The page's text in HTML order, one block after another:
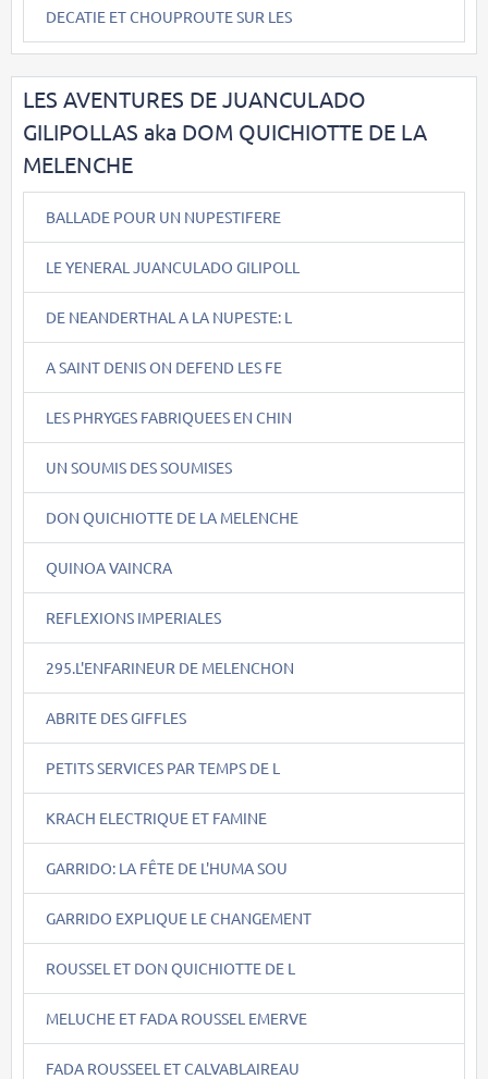
DECATIE ET CHOUPROUTE SUR LES
LES AVENTURES DE JUANCULADO
GILIPOLLAS aka DOM QUICHIOTTE DE LA
MELENCHE
BALLADE POUR UN NUPESTIFERE
LE YENERAL JUANCULADO GILIPOLL
DE NEANDERTHAL A LA NUPESTE: L
A SAINT DENIS ON DEFEND LES FE
LES PHRYGES FABRIQUEES EN CHIN
UN SOUMIS DES SOUMISES
DON QUICHIOTTE DE LA MELENCHE
QUINOA VAINCRA
REFLEXIONS IMPERIALES
295.L'ENFARINEUR DE MELENCHON
ABRITE DES GIFFLES
PETITS SERVICES PAR TEMPS DE L
KRACH ELECTRIQUE ET FAMINE
GARRIDO: LA FÊTE DE L'HUMA SOU
GARRIDO EXPLIQUE LE CHANGEMENT
ROUSSEL ET DON QUICHIOTTE DE L
MELUCHE ET FADA ROUSSEL EMERVE
FADA ROUSSEEL ET CALVABLAIREAU